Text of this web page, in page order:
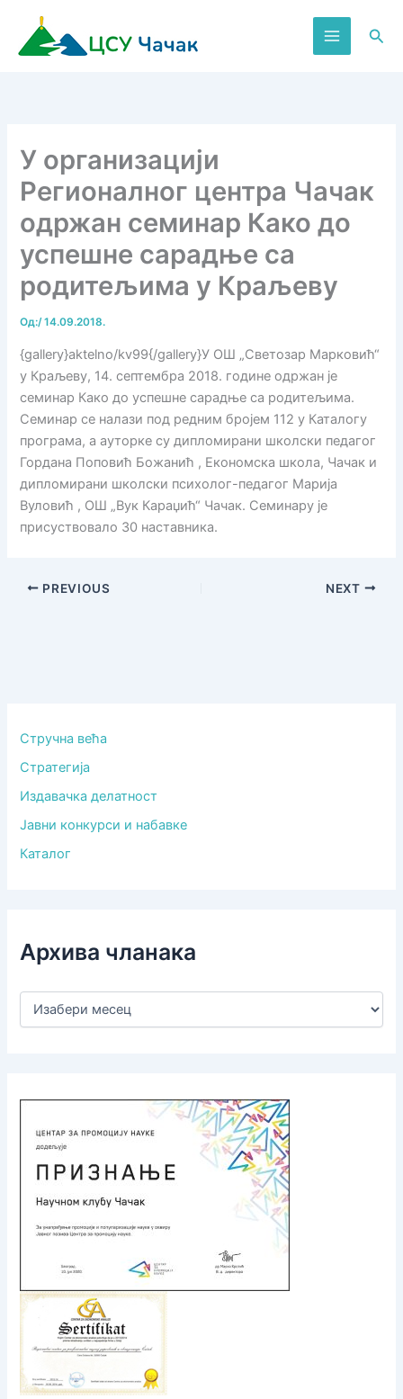
садржај
У организацији
Регионалног центра Чачак
одржан семинар Како до
успешне сарадње са
родитељима у Краљеву
Од:/14.09.2018.
{gallery}aktelno/kv99{/gallery}У ОШ „Светозар Марковић“
у Краљеву, 14. септембра 2018. године одржан је
семинар Како до успешне сарадње са родитељима.
Семинар се налази под редним бројем 112 у Каталогу
програма, а ауторке су дипломирани школски педагог
Гордана Поповић Божанић , Економска школа, Чачак и
дипломирани школски психолог-педагог Марија
Вуловић , ОШ „Вук Караџић“ Чачак. Семинару је
присуствовало 30 наставника.
PREVIOUS NEXT
Стручна већа
Стратегија
Издавачка делатност
Јавни конкурси и набавке
Каталог
Архива чланака
А